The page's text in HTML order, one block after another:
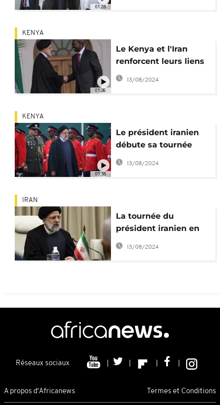
01:28
01:36
KENYA
Le Kenya et l'Iran
renforcent leurs liens
bilatéraux
13/08/2024
00:35
KENYA
Le président iranien
débute sa tournée
africaine par le Kenya
13/08/2024
IRAN
La tournée du
président iranien en
Afrique reportée d'un
13/08/2024
Réseaux sociaux
A propos d'Africanews Termes et Conditions